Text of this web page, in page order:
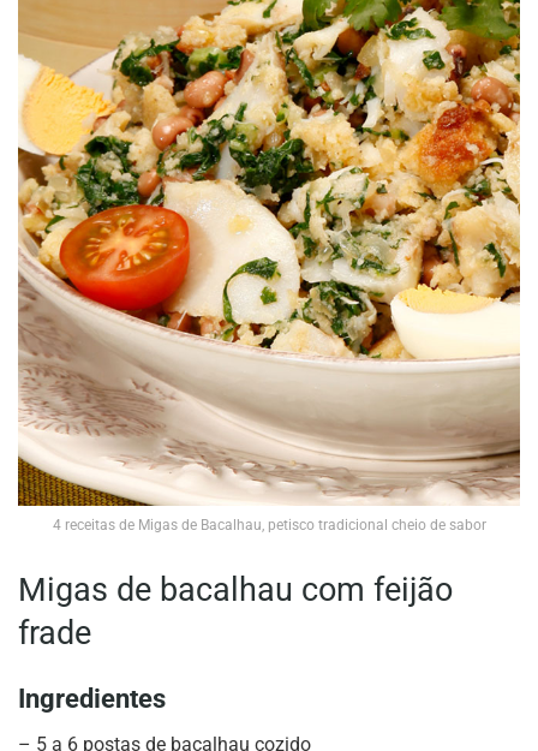
4 receitas de Migas de Bacalhau, petisco tradicional cheio de sabor
Migas de bacalhau com feijão
frade
Ingredientes
– 5 a 6 postas de bacalhau cozido